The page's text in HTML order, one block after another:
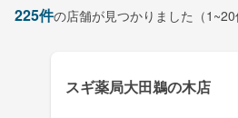
225件の店舗が見つかりました （
スギ薬局大田鵜の木店